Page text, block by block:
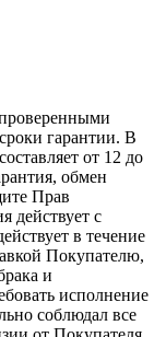
гарантии. В
от 12 до
обмен
Прав
действует с
в течение
Покупателю,
и
исполнение
соблюдал все